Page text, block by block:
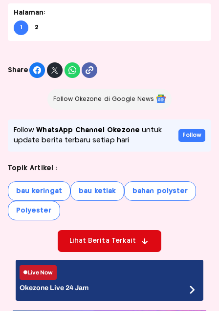
Halaman:
1 2
Share
Follow Okezone di Google News
FollowWhatsApp Channel Okezone untuk
update berita terbaru setiap hari
Follow
Topik Artikel :
bau keringat bau ketiak bahan polyster
Polyester
Lihat Berita Terkait
Live Now
Okezone Live 24 Jam